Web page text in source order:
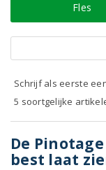
Fles
Schrijf als eerste
5 soortgelijke
De
best laat